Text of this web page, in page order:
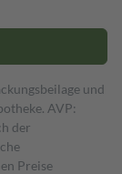
und
AVP:
der
Preise